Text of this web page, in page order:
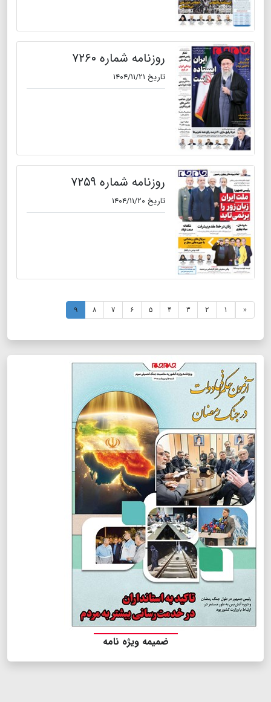
روزنامه شماره ۷۲۶۰
تاریخ ۱۴۰۴/۱۱/۲۱
روزنامه شماره ۷۲۵۹
تاریخ ۱۴۰۴/۱۱/۲۰
« ۱ ۲ ۳ ۴ ۵ ۶ ۷ ۸ ۹
ضمیمه ویژه نامه